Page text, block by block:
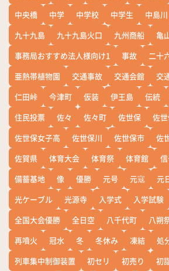
中央橋
中学 中学校 中学生 中島川
九十九島
九十九島火口 九州商船 亀
事務局おすすめ法人様向け1
事故 二十
亜熱帯植物園
交通事故 交通会館 交
仁田峠
今津町 仮装 伊王島 伝統
住民投票
佐々 佐々町 佐世保 佐
佐世保女子高
佐世保川 佐世保市 佐
佐賀県
体育大会 体育祭 体育館
備蓄基地
像 優勝 元号 元寇 元
光ケーブル
光源寺 入学式 入学試験
全国大会優勝
全日空 八千代町 八朔
再噴火
冠水 冬 冬休み 凍結 処
列車集中制御装置
初セリ 初売り 初